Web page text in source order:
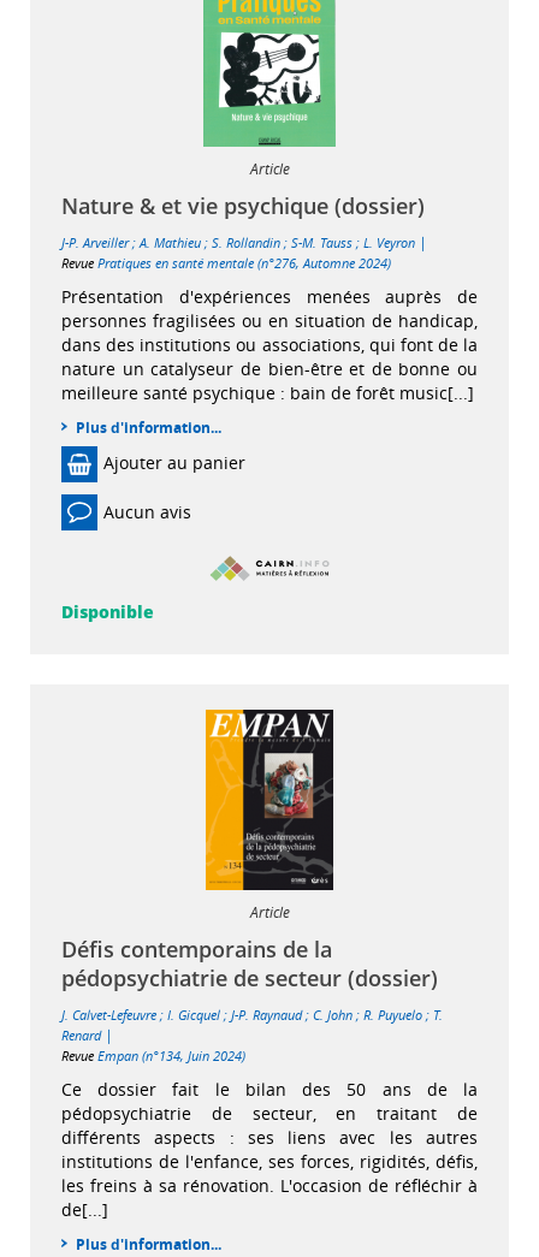
Article
Nature & et vie psychique (dossier)
J-P. Arveiller;A. Mathieu ; S. Rollandin ; S-M. Tauss ; L. Veyron |
Revue Pratiques en santé mentale (n°276, Automne 2024)
Présentation d'expériences menées auprès de
personnes fragilisées ou en situation de handicap,
dans des institutions ou associations, qui font de la
nature un catalyseur de bien-être et de bonne ou
meilleure santé psychique : bain de forêt music[...]
Plus d'information...
Ajouter au panier
Aucun avis
Disponible
Article
Défis contemporains de la
pédopsychiatrie de secteur (dossier)
J. Calvet-Lefeuvre ; I. Gicquel ; J-P. Raynaud; C. John ; R. Puyuelo ; T.
Renard |
Revue Empan (n°134, Juin 2024)
Ce dossier fait le bilan des 50 ans de la
pédopsychiatrie de secteur, en traitant de
différents aspects : ses liens avec les autres
institutions de l'enfance, ses forces, rigidités, défis,
les freins à sa rénovation. L'occasion de réfléchir à
de[...]
Plus d'information...